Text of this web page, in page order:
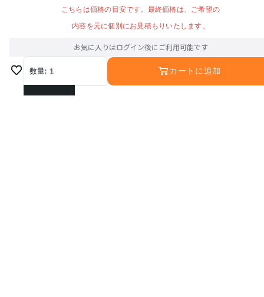
こちらは価格の目安です。最終価格は、ご希望の
内容を元に個別にお見積もりいたします。
お気に入りはログイン後にご利用可能です
数量: 1
1
カートに追加